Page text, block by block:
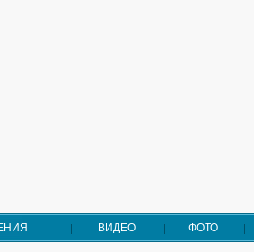
ВИДЕО ФОТО